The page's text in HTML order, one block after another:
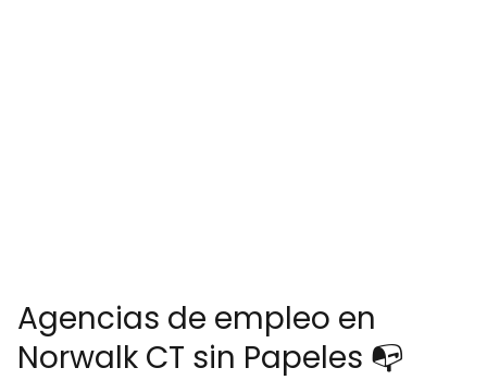
Agencias de empleo en
Norwalk CT sin Papeles 📭